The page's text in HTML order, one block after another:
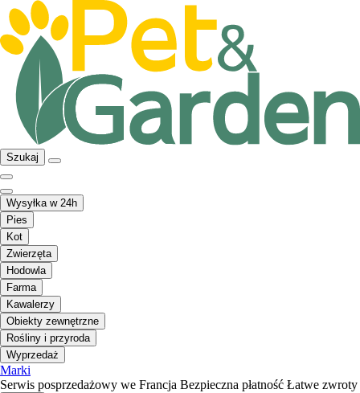
Szukaj
Wysyłka w 24h
Pies
Kot
Zwierzęta
Hodowla
Farma
Kawalerzy
Obiekty zewnętrzne
Rośliny i przyroda
Wyprzedaż
Marki
Serwis posprzedażowy we Francja Bezpieczna płatność Łatwe zwroty